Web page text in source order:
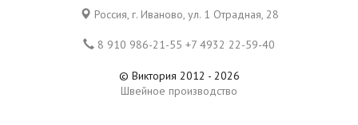
Россия, г. Иваново, ул. 1 Отрадная, 28
8 910 986-21-55 +7 4932 22-59-40
© Виктория 2012 - 2026
Швейное производство